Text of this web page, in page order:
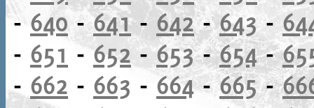
- 640 -641- 642-643-
- 651 -652 -653-654-
- 662 - 663 - 664-665-